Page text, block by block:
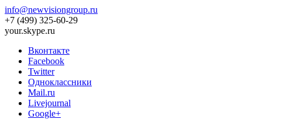
info@newvisiongroup.ru
+7 (499) 325-60-29
your.skype.ru
Вконтакте
Facebook
Twitter
Одноклассники
Mail.ru
Livejournal
Google+